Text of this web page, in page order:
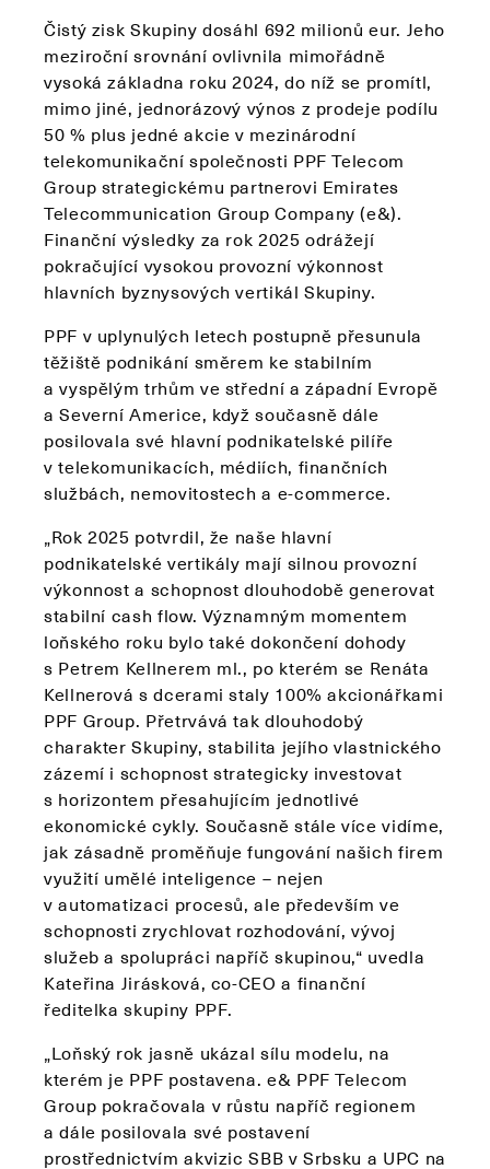
Čistý zisk Skupiny dosáhl 692 milionů eur. Jeho
meziroční srovnání ovlivnila mimořádně
vysoká základna roku 2024, do níž se promítl,
mimo jiné, jednorázový výnos z prodeje podílu
50 % plus jedné akcie v mezinárodní
telekomunikační společnosti PPF Telecom
Group strategickému partnerovi Emirates
Telecommunication Group Company (e&).
Finanční výsledky za rok 2025 odrážejí
pokračující vysokou provozní výkonnost
hlavních byznysových vertikál Skupiny.
PPF v uplynulých letech postupně přesunula
těžiště podnikání směrem ke stabilním
a vyspělým trhům ve střední a západní Evropě
a Severní Americe, když současně dále
posilovala své hlavní podnikatelské pilíře
v telekomunikacích, médiích, finančních
službách, nemovitostech a e-commerce.
„Rok 2025 potvrdil, že naše hlavní
podnikatelské vertikály mají silnou provozní
výkonnost a schopnost dlouhodobě generovat
stabilní cash flow. Významným momentem
loňského roku bylo také dokončení dohody
s Petrem Kellnerem ml., po kterém se Renáta
Kellnerová s dcerami staly 100% akcionářkami
PPF Group. Přetrvává tak dlouhodobý
charakter Skupiny, stabilita jejího vlastnického
zázemí i schopnost strategicky investovat
s horizontem přesahujícím jednotlivé
ekonomické cykly. Současně stále více vidíme,
jak zásadně proměňuje fungování našich firem
využití umělé inteligence – nejen
v automatizaci procesů, ale především ve
schopnosti zrychlovat rozhodování, vývoj
služeb a spolupráci napříč skupinou,“ uvedla
Kateřina Jirásková, co-CEO a finanční
ředitelka skupiny PPF.
„Loňský rok jasně ukázal sílu modelu, na
kterém je PPF postavena. e& PPF Telecom
Group pokračovala v růstu napříč regionem
a dále posilovala své postavení
prostřednictvím akvizic SBB v Srbsku a UPC na